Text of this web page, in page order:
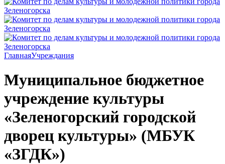
ГлавнаяУчреждания
Муниципальное бюджетное
учреждение культуры
«Зеленогорский городской
дворец культуры» (МБУК
«ЗГДК»)